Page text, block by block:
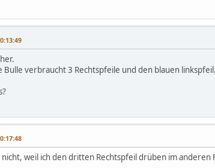
verbraucht 3 Rechtspfeile und den blauen linkspfeil.
weil ich den dritten Rechtspfeil drüben im anderen